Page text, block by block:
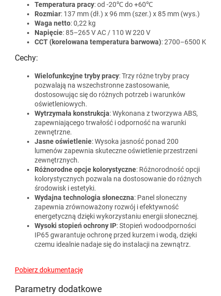
Temperatura pracy: od -20℃ do +60℃
Rozmiar: 137 mm (dł.) x 96 mm (szer.) x 85 mm (wys.)
Waga netto: 0,22 kg
Napięcie: 85–265 V AC / 110 W 220 V
CCT (korelowana temperatura barwowa): 2700–6500 K
Cechy:
Wielofunkcyjne tryby pracy: Trzy różne tryby pracy
pozwalają na wszechstronne zastosowanie,
dostosowując się do różnych potrzeb i warunków
oświetleniowych.
Wytrzymała konstrukcja: Wykonana z tworzywa ABS,
zapewniającego trwałość i odporność na warunki
zewnętrzne.
Jasne oświetlenie: Wysoka jasność ponad 200
lumenów zapewnia skuteczne oświetlenie przestrzeni
zewnętrznych.
Różnorodne opcje kolorystyczne: Różnorodność opcji
kolorystycznych pozwala na dostosowanie do różnych
środowisk i estetyki.
Wydajna technologia słoneczna: Panel słoneczny
zapewnia zrównoważony rozwój i efektywność
energetyczną dzięki wykorzystaniu energii słonecznej.
Wysoki stopień ochrony IP: Stopień wodoodporności
IP65 gwarantuje ochronę przed kurzem i wodą, dzięki
czemu idealnie nadaje się do instalacji na zewnątrz.
Pobierz dokumentację
Parametry dodatkowe